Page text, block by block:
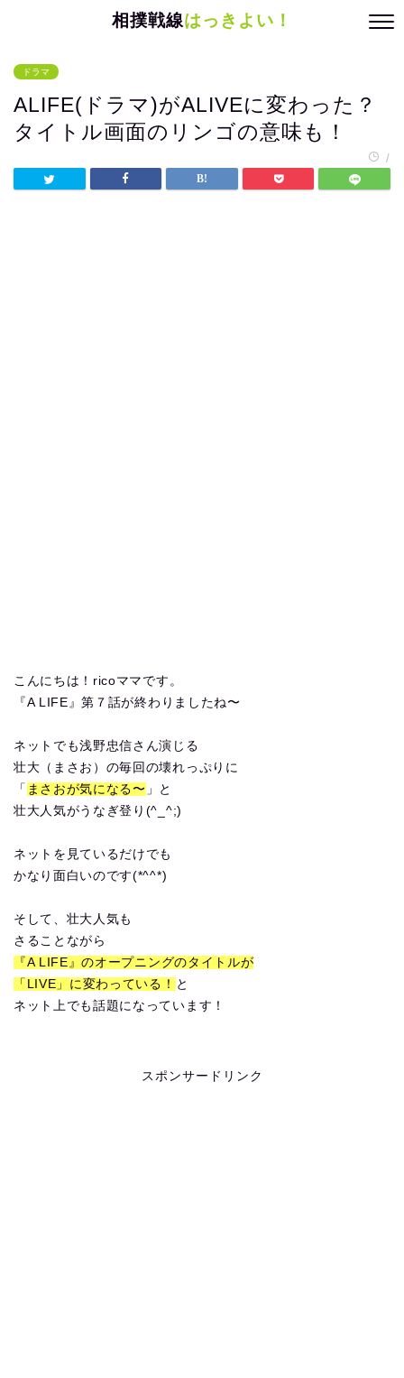
相撲戦線はっきよい！
ドラマ
ALIFE(ドラマ)がALIVEに変わった？
タイトル画面のリンゴの意味も！
/
こんにちは！ricoママです。
『A LIFE』第７話が終わりましたね〜
ネットでも浅野忠信さん演じる
壮大（まさお）の毎回の壊れっぷりに
「 まさおが気になる〜 」と
壮大人気がうなぎ登り(^_^;)
ネットを見ているだけでも
かなり面白いのです(*^^*)
そして、壮大人気も
さることながら
『A LIFE』のオープニングのタイトルが
「LIVE」に変わっている！ と
ネット上でも話題になっています！
スポンサードリンク